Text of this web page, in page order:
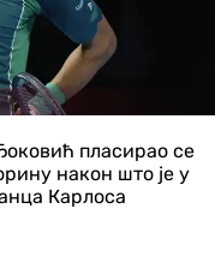
пласирао се
након што је у
Карлоса